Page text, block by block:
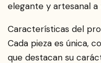
elegante y artesanal a
Características del
Cada pieza es única,
que destacan su